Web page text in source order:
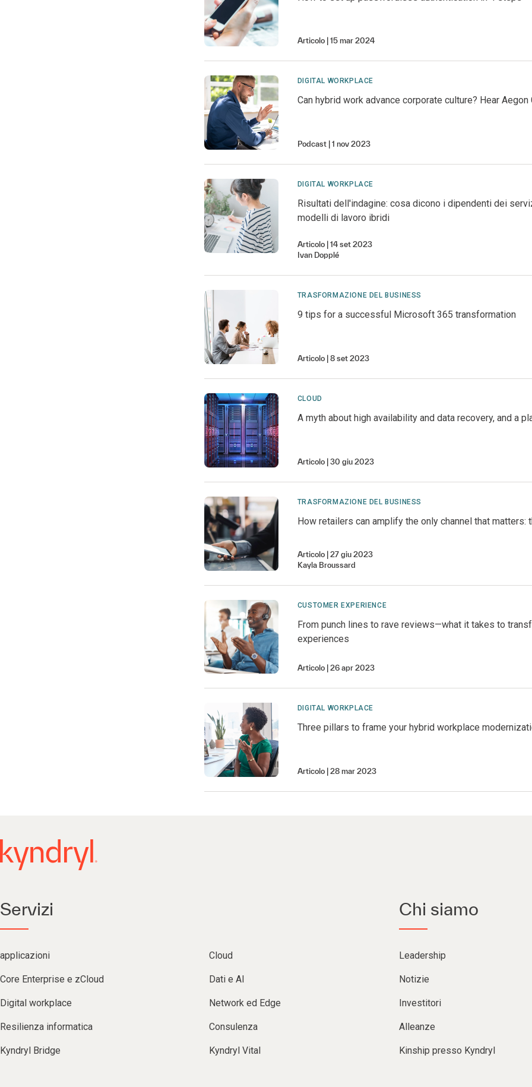
Articolo 15 mar 2024
DIGITAL WORKPLACE
Can hybrid work advance corporate culture? Hear Aegon
Podcast 1 nov 2023
DIGITAL WORKPLACE
Risultati dell'indagine: cosa dicono i dipendenti dei
modelli di lavoro ibridi
Articolo
14 set 2023
Ivan Dopplé
TRASFORMAZIONE DEL BUSINESS
9 tips for a successful Microsoft 365 transformation
Articolo 8 set 2023
CLOUD
A myth about high availability and data recovery, and a
Articolo 30 giu 2023
TRASFORMAZIONE DEL BUSINESS
How retailers can amplify the only channel that matters:
Articolo
27 giu 2023
Kayla Broussard
CUSTOMER EXPERIENCE
From punch lines to rave reviews—what it takes to
experiences
Articolo 26 apr 2023
DIGITAL WORKPLACE
Three pillars to frame your hybrid workplace
Articolo 28 mar 2023
Servizi
applicazioni Cloud
Core Enterprise e zCloud Dati e AI
Digital workplace Network ed Edge
Resilienza informatica Consulenza
Kyndryl Bridge Kyndryl Vital
Chi siamo
Leadership
Notizie
Investitori
Alleanze
Kinship presso Kyndryl